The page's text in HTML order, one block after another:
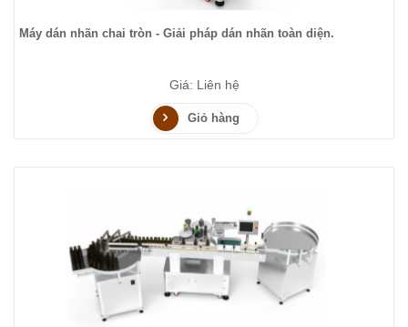
Máy dán nhãn chai tròn - Giải pháp dán nhãn toàn diện.
Giá: Liên hệ
Giỏ hàng